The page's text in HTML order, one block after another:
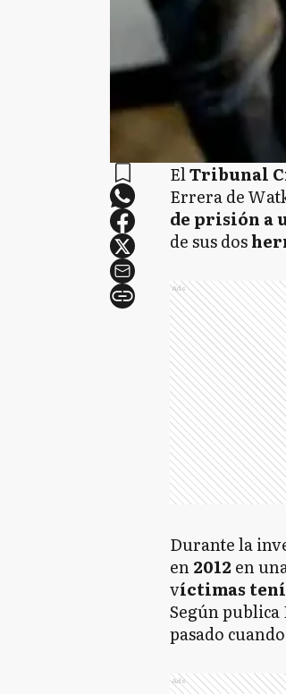
ElTribunal
Errera de
de prisión a
de sus dos
Ads
Durante la
en2012en
víctimas
Según
pasado
Ads